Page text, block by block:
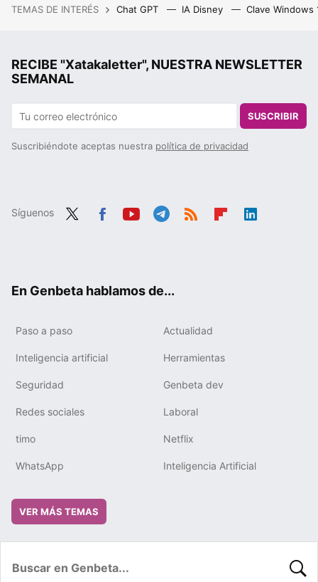
TEMAS DE INTERÉS Chat GPT IA Disney Clave Windows
RECIBE "Xatakaletter", NUESTRA NEWSLETTER
SEMANAL
SUSCRIBIR
Suscribiéndote aceptas nuestra política de privacidad
Síguenos
En Genbeta hablamos de...
Paso a paso Actualidad
Inteligencia artificial Herramientas
Seguridad Genbeta dev
Redes sociales Laboral
timo Netflix
WhatsApp Inteligencia Artificial
VER MÁS TEMAS